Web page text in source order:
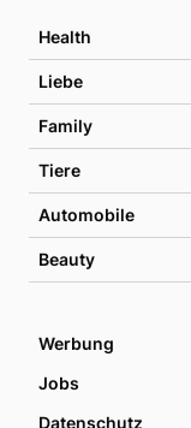
Health
Liebe
Family
Tiere
Automobile
Beauty
Werbung
Jobs
Datenschutz